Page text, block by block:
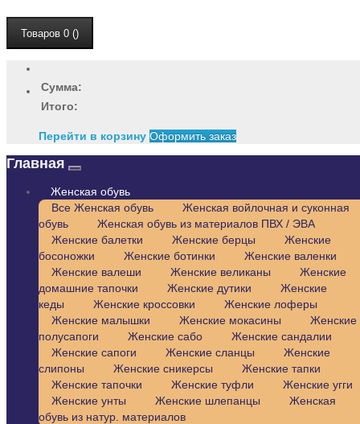
Товаров 0 ()
Сумма:
Итого:
Перейти в корзину Оформить заказ
Главная
Женская обувь
Все Женская обувь
Женская войлочная и суконная
обувь
Женская обувь из материалов ПВХ / ЭВА
Женские балетки
Женские берцы
Женские
босоножки
Женские ботинки
Женские валенки
Женские валеши
Женские великаны
Женские
домашние тапочки
Женские дутики
Женские
кеды
Женские кроссовки
Женские лоферы
Женские малышки
Женские мокасины
Женские
полусапоги
Женские сабо
Женские сандалии
Женские сапоги
Женские сланцы
Женские
слипоны
Женские сникерсы
Женские тапки
Женские тапочки
Женские туфли
Женские угги
Женские унты
Женские шлепанцы
Женская
обувь из натур. материалов